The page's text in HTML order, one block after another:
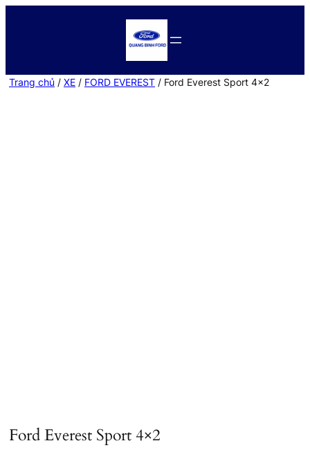
Trang chủ / XE / FORD EVEREST / Ford Everest Sport 4×2
Ford Everest Sport 4×2